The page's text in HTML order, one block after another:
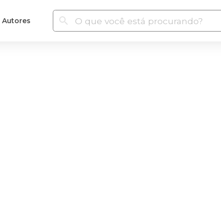
Autores